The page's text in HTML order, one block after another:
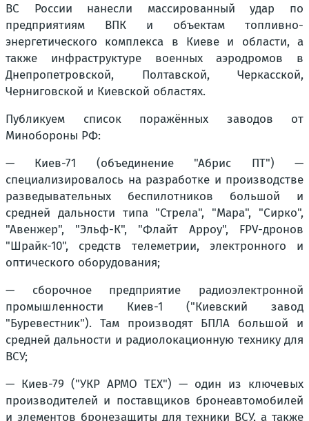
ВС России нанесли массированный удар по
предприятиям ВПК и объектам топливно-
энергетического комплекса в Киеве и области, а
также инфраструктуре военных аэродромов в
Днепропетровской, Полтавской, Черкасской,
Черниговской и Киевской областях.
Публикуем список поражённых заводов от
Минобороны РФ:
— Киев-71 (объединение "Абрис ПТ") —
специализировалось на разработке и производстве
разведывательных беспилотников большой и
средней дальности типа "Стрела", "Мара", "Сирко",
"Авенжер", "Эльф-К", "Флайт Арроу", FPV-дронов
"Шрайк-10", средств телеметрии, электронного и
оптического оборудования;
— сборочное предприятие радиоэлектронной
промышленности Киев-1 ("Киевский завод
"Буревестник"). Там производят БПЛА большой и
средней дальности и радиолокационную технику для
ВСУ;
— Киев-79 ("УКР АРМО ТЕХ") — один из ключевых
производителей и поставщиков бронеавтомобилей
и элементов бронезащиты для техники ВСУ, а также